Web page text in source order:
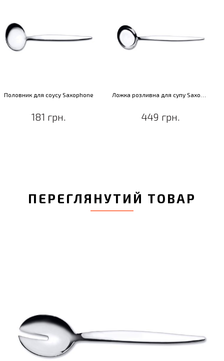
Половник для соусу Saxophone
181 грн. 449 грн.
ПЕРЕГЛЯНУТИЙ ТОВАР